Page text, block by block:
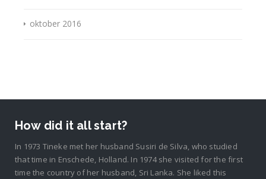
oktober 2016
How did it all start?
In 1973 Tineke met her husband Susiri de Silva, who studied
that time in Enschede, Holland. In 1974 she visited for the first
time the country of her husband, Sri Lanka. She liked this